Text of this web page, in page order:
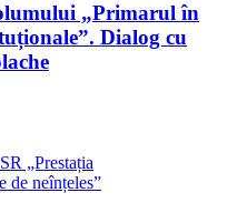
„Primarul în
Dialog cu